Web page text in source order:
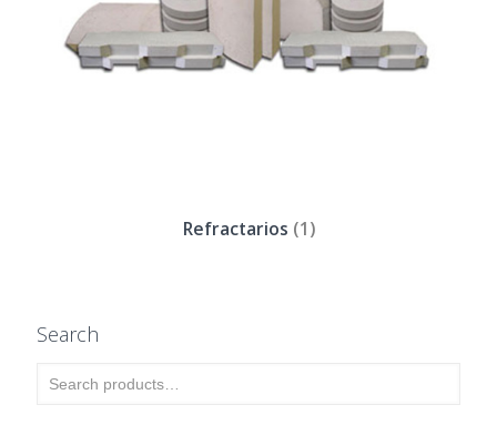
Refractarios (1)
Search